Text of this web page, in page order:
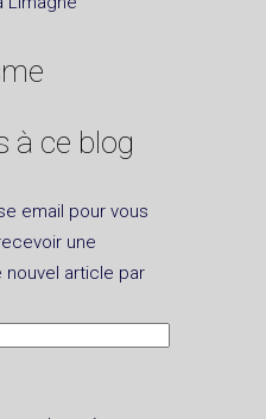
à ce blog
email pour vous
une
article par